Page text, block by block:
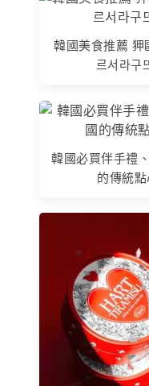
韓國美食推薦 狎
르서라
韓國必買伴手禮
的傳統